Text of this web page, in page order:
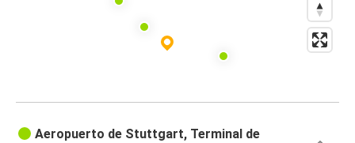
Aeropuerto de Stuttgart, Terminal de